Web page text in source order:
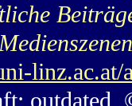
linz.ac.at/
outdated,